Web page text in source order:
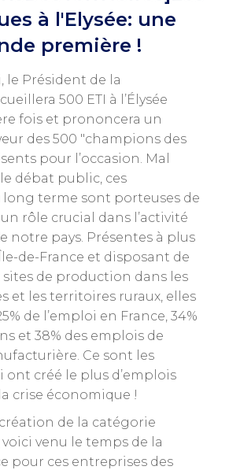
à l'Elysée: une
première !
le Président de la
500 ETI à l’Élysée
fois et prononcera un
des 500 "champions des
pour l’occasion. Mal
débat public, ces
terme sont porteuses de
rôle crucial dans l’activité
notre pays. Présentes à plus
de-France et disposant de
sites de production dans les
et les territoires ruraux, elles
de l’emploi en France, 34%
et 38% des emplois de
Ce sont les
ont créé le plus d’emplois
crise économique !
création de la catégorie
venu le temps de la
pour ces entreprises des